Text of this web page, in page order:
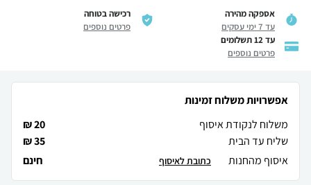
אספקה מהירה
עד 7 ימי עסקים
רכישה בטוחה
פרטים נוספים
עד 12 תשלומים
פרטים נוספים
אפשרויות משלוח זמינות
משלוח לנקודת איסוף
20 ₪
שליח עד הבית
35 ₪
איסוף מהחנות
חינם כתובת לאיסוף